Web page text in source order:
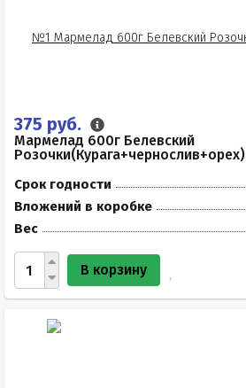
375 руб.
Мармелад 600г Белевский
Розочки(Курага+чернослив+орех)
Срок годности
Вложений в коробке
Вес
В корзину